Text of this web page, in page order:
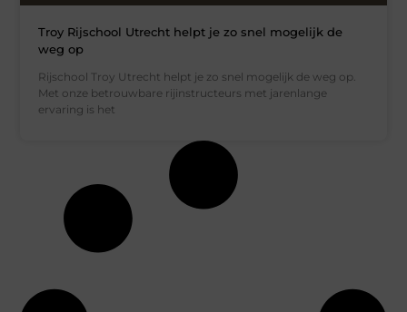
Troy Rijschool Utrecht helpt je zo snel mogelijk de
weg op
Rijschool Troy Utrecht helpt je zo snel mogelijk de weg op.
Met onze betrouwbare rijinstructeurs met jarenlange
ervaring is het